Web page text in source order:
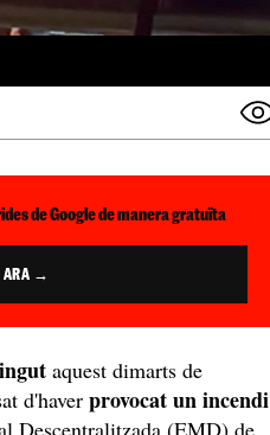
de Google de manera gratuïta
ARA →
aquest dimarts de
d'haverprovocat un incendi
Descentralitzada (EMD) de